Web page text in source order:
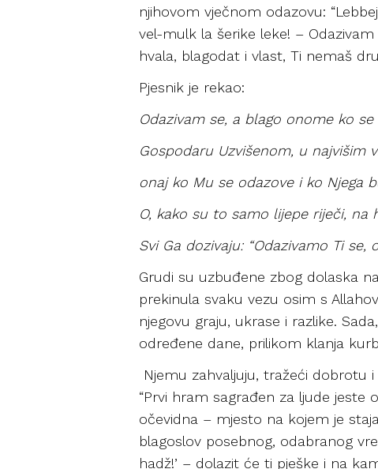
njihovom vječnom odazovu:
vel-mulk la šerike leke! –
hvala, blagodat i vlast, Ti nemaš
Pjesnik je rekao:
Odazivam se, a blago onome ko
Gospodaru Uzvišenom, u najvišim
onaj ko Mu se odazove i ko Njega
O, kako su to samo lijepe riječi, na
Svi Ga dozivaju: “Odazivamo Ti se,
Grudi su uzbuđene zbog dolaska
prekinula svaku vezu osim s
njegovu graju, ukrase i razlike.
određene dane, prilikom klanja
Njemu zahvaljuju, tražeći dobrotu
“Prvi hram sagrađen za ljude jeste
očevidna – mjesto na kojem je
blagoslov posebnog, odabranog
hadž!’ – dolazit će ti pješke i na